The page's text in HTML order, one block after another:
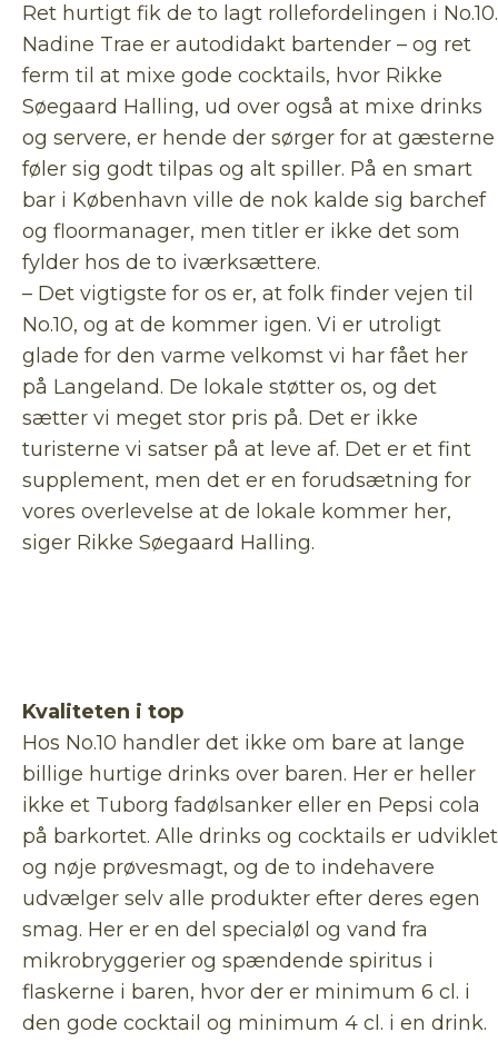
Ret hurtigt fik de to lagt rollefordelingen i No.10.
Nadine Trae er autodidakt bartender – og ret
ferm til at mixe gode cocktails, hvor Rikke
Søegaard Halling, ud over også at mixe drinks
og servere, er hende der sørger for at gæsterne
føler sig godt tilpas og alt spiller. På en smart
bar i København ville de nok kalde sig barchef
og floormanager, men titler er ikke det som
fylder hos de to iværksættere.
– Det vigtigste for os er, at folk finder vejen til
No.10, og at de kommer igen. Vi er utroligt
glade for den varme velkomst vi har fået her
på Langeland. De lokale støtter os, og det
sætter vi meget stor pris på. Det er ikke
turisterne vi satser på at leve af. Det er et fint
supplement, men det er en forudsætning for
vores overlevelse at de lokale kommer her,
siger Rikke Søegaard Halling.
Kvaliteten i top
Hos No.10 handler det ikke om bare at lange
billige hurtige drinks over baren. Her er heller
ikke et Tuborg fadølsanker eller en Pepsi cola
på barkortet. Alle drinks og cocktails er udviklet
og nøje prøvesmagt, og de to indehavere
udvælger selv alle produkter efter deres egen
smag. Her er en del specialøl og vand fra
mikrobryggerier og spændende spiritus i
flaskerne i baren, hvor der er minimum 6 cl. i
den gode cocktail og minimum 4 cl. i en drink.